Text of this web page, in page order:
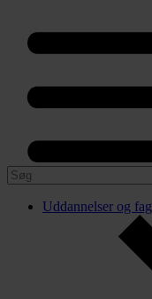
Uddannelser og fag